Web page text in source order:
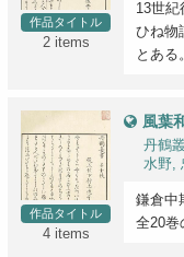
作品タイトル
2 items
13世紀
ひね物
とある。
作品タイトル
4 items
風葉
丹鶴
水野,
鎌倉中
全20巻